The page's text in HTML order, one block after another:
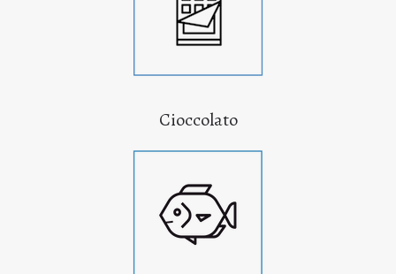
Cioccolato